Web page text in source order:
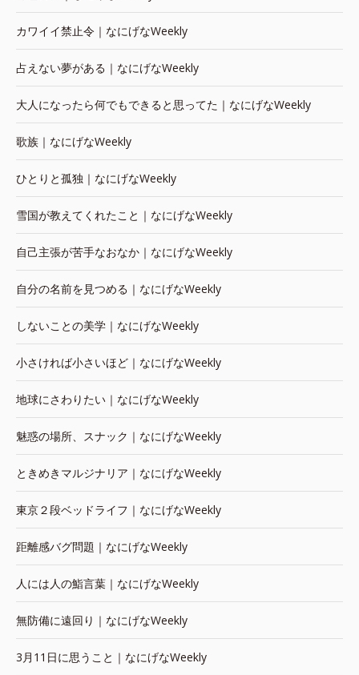
カワイイ禁止令｜なにげなWeekly
占えない夢がある｜なにげなWeekly
大人になったら何でもできると思ってた｜なにげなWeekly
歌族｜なにげなWeekly
ひとりと孤独｜なにげなWeekly
雪国が教えてくれたこと｜なにげなWeekly
自己主張が苦手なおなか｜なにげなWeekly
自分の名前を見つめる｜なにげなWeekly
しないことの美学｜なにげなWeekly
小さければ小さいほど｜なにげなWeekly
地球にさわりたい｜なにげなWeekly
魅惑の場所、スナック｜なにげなWeekly
ときめきマルジナリア｜なにげなWeekly
東京２段ベッドライフ｜なにげなWeekly
距離感バグ問題｜なにげなWeekly
人には人の鮨言葉｜なにげなWeekly
無防備に遠回り｜なにげなWeekly
3月11日に思うこと｜なにげなWeekly